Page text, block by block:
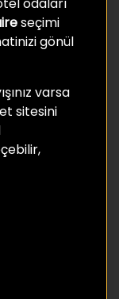
seçimi
gönül
varsa
sitesini